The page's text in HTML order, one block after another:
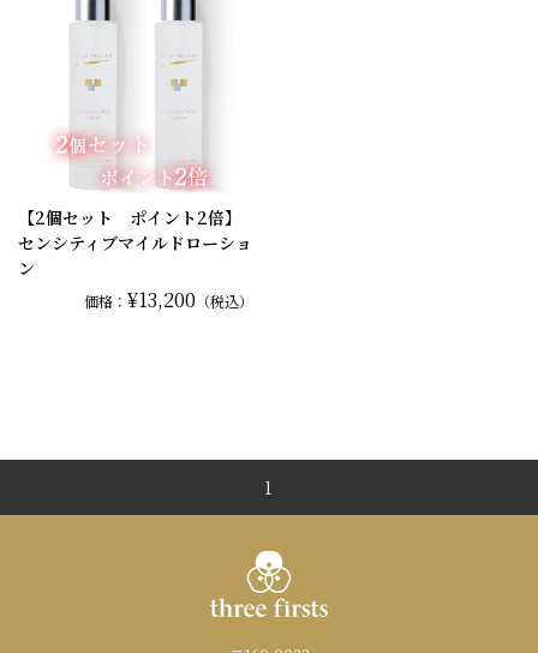
【2個セット ポイント2倍】
センシティブマイルドローショ
ン
価格：¥13,200 （税込）
1